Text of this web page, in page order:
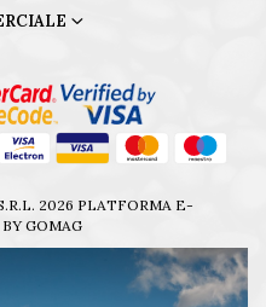
2026 PLATFORMA E-
GOMAG